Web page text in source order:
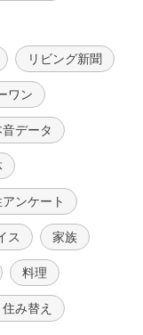
リビング新聞
ワン
データ
ンケート
ス 家族
料理
み替え